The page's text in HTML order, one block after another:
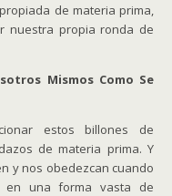
de materia prima,
nuestra propia ronda de
Mismos Como Se
estos billones de
de materia prima. Y
y nos obedezcan cuando
en una forma vasta de